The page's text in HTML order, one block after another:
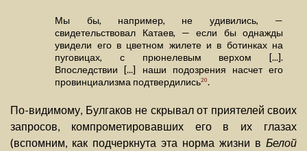
Мы бы, например, не удивились, —
свидетельствовал Катаев, — если бы однажды
увидели его в цветном жилете и в ботинках на
пуговицах, с прюнелевым верхом [...].
Впоследствии [...] наши подозрения насчет его
провинциализма подтвердились20.
По-видимому, Булгаков не скрывал от приятелей своих
запросов, компрометировавших его в их глазах
(вспомним, как подчеркнута эта норма жизни в Белой